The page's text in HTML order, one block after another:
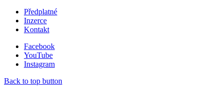
Předplatné
Inzerce
Kontakt
Facebook
YouTube
Instagram
Back to top button